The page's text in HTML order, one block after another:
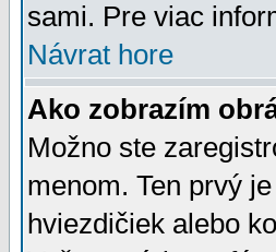
sami. Pre viac
Návrat hore
Ako zobrazím
Možno ste
menom. Ten prvý
hviezdičiek alebo